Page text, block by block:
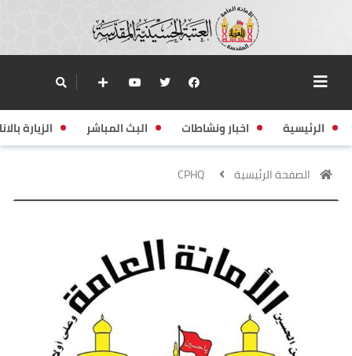
الرئيسية اخبار ونشاطات البث المباشر الزيارة
الصفحة الرئيسية CPHQ